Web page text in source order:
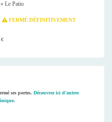
» Le Patio
FERMÉ DÉFINITIVEMENT
€
ses portes. Découvrez ici d’autres
.